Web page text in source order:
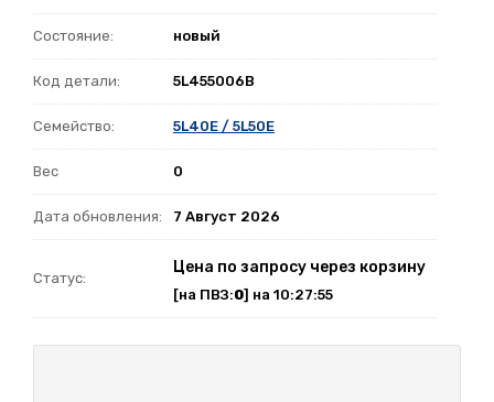
Состояние: новый
Код детали: 5L455006B
Семейство: 5L40E / 5L50E
Вес 0
Дата обновления: 7 Август 2026
Статус:
Цена по запросу через корзину
[на ПВЗ:0] на 10:27:55